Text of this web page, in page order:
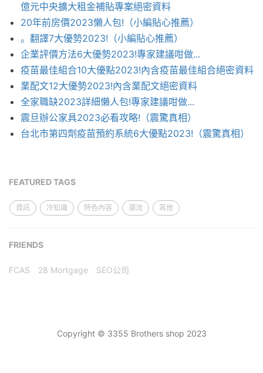
億元中央擴大租金補貼專案絕密資料
20年前房價2023懶人包!（小編貼心推薦）
。翻譯7大優勢2023!（小編貼心推薦）
企業評價方法6大優勢2023!專家建議咁做...
疫苗最佳組合10大優點2023!內含疫苗最佳組合絕密資料
業配文12大優勢2023!內含業配文絕密資料
全家職缺2023詳細懶人包!專家建議咁做...
震旦辦公家具2023必看攻略!（震驚真相）
台北市第四劑疫苗預約系統6大優點2023!（震驚真相）
FEATURED TAGS
資訊 冷知識 特色內容 潮流 其他
FRIENDS
FCAS 28 Mortgage SEO公司
Copyright © 3355 Brothers shop 2023